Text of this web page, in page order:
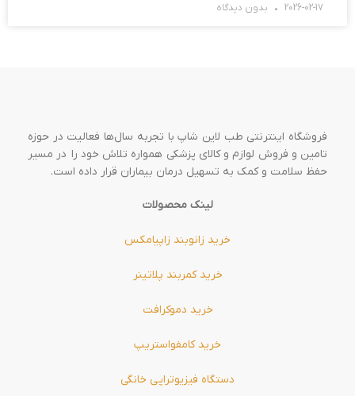
2026-02-17 بدون دیدگاه
فروشگاه اینترنتی طب لاین شاپ با تجربه سال‌ها فعالیت در حوزه
تامین و فروش لوازم و کالای پزشکی همواره تلاش خود را در مسیر
حفظ سلامت و کمک به تسهیل درمان بیماران قرار داده است.
لینک محصولات
خرید زانوبند زاپیامکس
خرید کمربند پلاتینر
خرید دموکرافت
خرید کامفواستریپ
دستگاه فیزیوتراپی خانگی